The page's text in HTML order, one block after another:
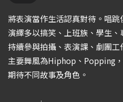
將表演當作生活認真對待。唱跳
演繹多以搞笑、上班族、學生、
持續參與拍攝、表演課、劇團工
主要舞風為Hiphop、Popping
期待不同故事及角色。